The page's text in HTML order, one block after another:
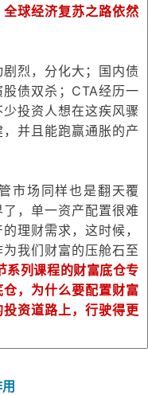
球经济复苏之路依然
烈，分化大；国内债
债双杀；CTA经历一
投资人想在这疾风骤
并且能跑赢通胀的产
市场同样也是翻天覆
，单一资产配置很难
理财需求，这时候，
我们财富的压舱石至
系列课程的财富底仓专
，为什么要配置财富
资道路上，行驶得更